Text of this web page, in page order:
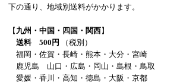
下の通り、地域別送料がかかります。
【 九州・中国・四国・関西】
送料
500円
（税別）
福岡・佐賀・長崎・熊本・大分・宮崎
鹿児島 山口・広島・岡山・島根・鳥取
愛媛・香川・高知・徳島・大阪・京都